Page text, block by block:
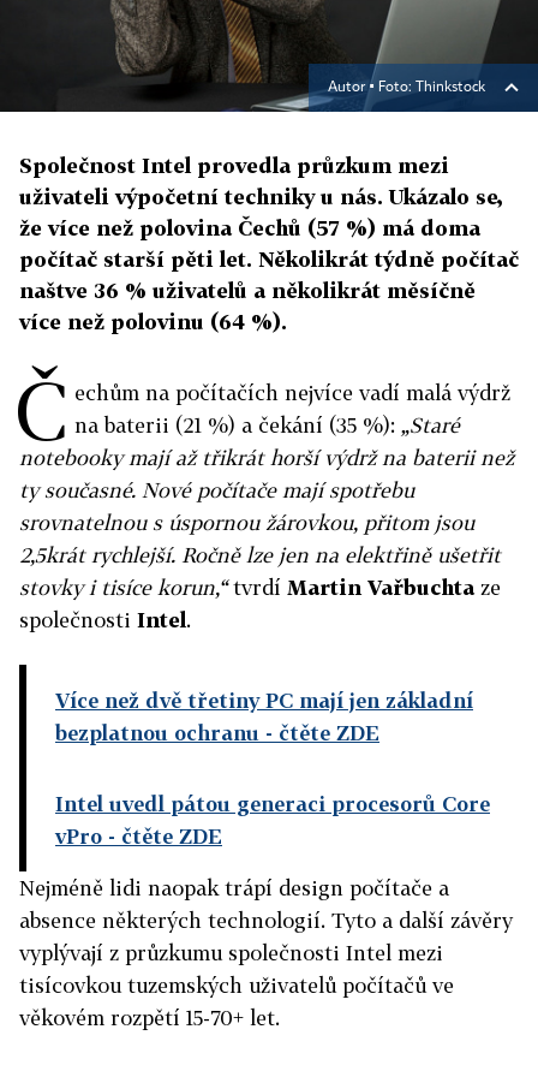
Autor ▪ Foto: Thinkstock
Společnost Intel provedla průzkum mezi
uživateli výpočetní techniky u nás. Ukázalo se,
že více než polovina Čechů (57 %) má doma
počítač starší pěti let. Několikrát týdně počítač
naštve 36 % uživatelů a několikrát měsíčně
více než polovinu (64 %).
Č echům na počítačích nejvíce vadí malá výdrž
na baterii (21 %) a čekání (35 %): „Staré
notebooky mají až třikrát horší výdrž na baterii než
ty současné. Nové počítače mají spotřebu
srovnatelnou s úspornou žárovkou, přitom jsou
2,5krát rychlejší. Ročně lze jen na elektřině ušetřit
stovky i tisíce korun,“tvrdí Martin Vařbuchtaze
společnosti Intel.
Více než dvě třetiny PC mají jen základní
bezplatnou ochranu - čtěte ZDE
Intel uvedl pátou generaci procesorů Core
vPro - čtěte ZDE
Nejméně lidi naopak trápí design počítače a
absence některých technologií. Tyto a další závěry
vyplývají z průzkumu společnosti Intel mezi
tisícovkou tuzemských uživatelů počítačů ve
věkovém rozpětí 15-70+ let.